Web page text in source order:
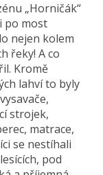
„Horničák“
po most
nejen kolem
řeky! A co
Kromě
lahví to byly
strojek,
matrace,
se nestíhali
pod